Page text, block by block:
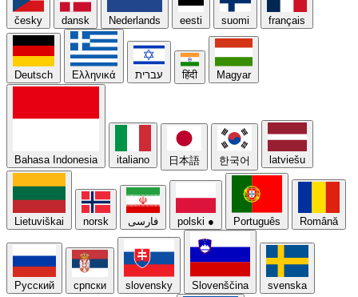
česky dansk Nederlands eesti suomi français
Deutsch Ελληνικά עברית हिंदी Magyar
Bahasa Indonesia italiano 日本語 한국어 latviešu
Lietuviškai norsk فارسی polski ● Português Română
Русский српски slovensky Slovenščina svenska